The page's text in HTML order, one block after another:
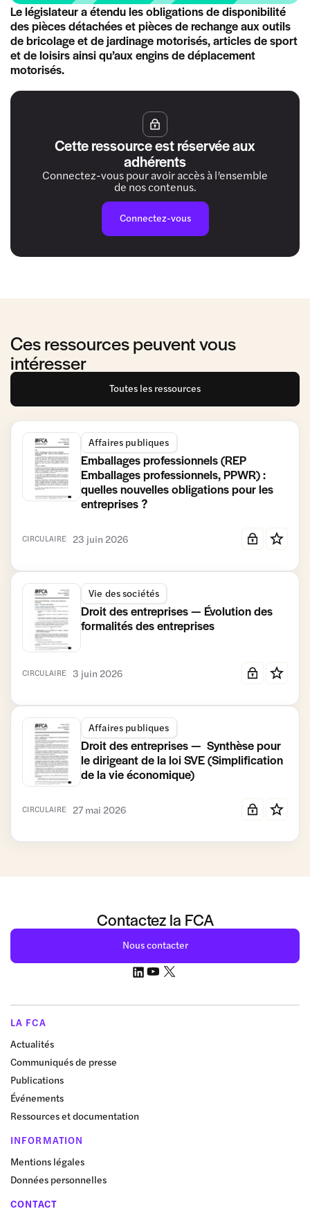
Le législateur a étendu les obligations de disponibilité
des pièces détachées et pièces de rechange aux outils
de bricolage et de jardinage motorisés, articles de sport
et de loisirs ainsi qu’aux engins de déplacement
motorisés.
Cette ressource est réservée aux
adhérents
Connectez-vous pour avoir accès à l’ensemble
de nos contenus.
Connectez-vous
Ces ressources peuvent vous
intéresser
Toutes les ressources
Affaires publiques
Emballages professionnels (REP
Emballages professionnels, PPWR) :
quelles nouvelles obligations pour les
entreprises ?
CIRCULAIRE 23 juin 2026
Vie des sociétés
Droit des entreprises — Évolution des
formalités des entreprises
CIRCULAIRE 3 juin 2026
Affaires publiques
Droit des entreprises — Synthèse pour
le dirigeant de la loi SVE (Simplification
de la vie économique)
CIRCULAIRE 27 mai 2026
Contactez la FCA
Nous contacter
LA FCA
Actualités
Communiqués de presse
Publications
Événements
Ressources et documentation
INFORMATION
Mentions légales
Données personnelles
CONTACT